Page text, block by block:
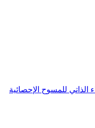
الذاتي للمسوح الإحصائية